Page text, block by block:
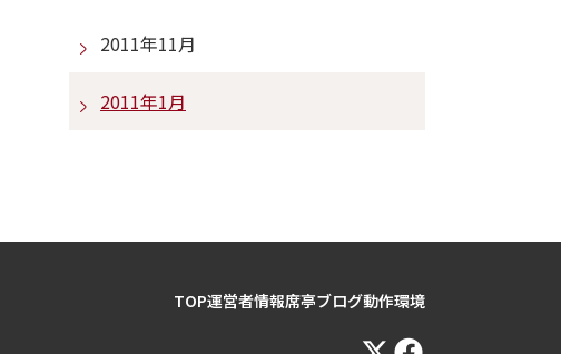
2011年11月
2011年1月
TOP運営者情報席亭ブログ動作環境